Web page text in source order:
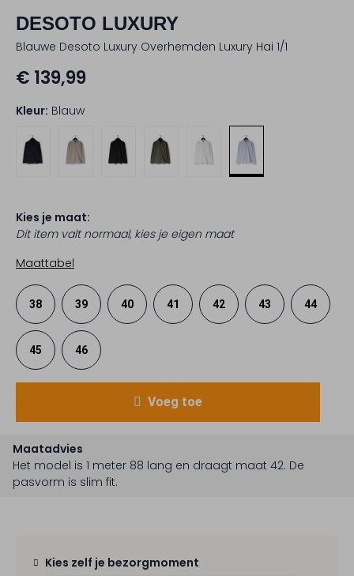
DESOTO LUXURY
Blauwe Desoto Luxury Overhemden Luxury Hai 1/1
€ 139,99
Kleur: Blauw
Kies je maat:
Dit item valt normaal, kies je eigen maat
Maattabel
38 39 40 41 42 43 44
45 46
Voeg toe
Maatadvies
Het model is 1 meter 88 lang en draagt maat 42. De
pasvorm is slim fit.
Kies zelf je bezorgmoment